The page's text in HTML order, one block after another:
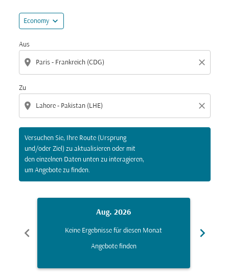
Economy expand_more
Aus
location_on close
Zu
location_on close
Versuchen Sie, Ihre Route (Ursprung
und/oder Ziel) zu aktualisieren oder mit
den einzelnen Daten unten zu interagieren,
um Angebote zu finden.
chevron_left
Aug. 2026
Keine Ergebnisse für diesen Monat
Angebote finden
chevron_right